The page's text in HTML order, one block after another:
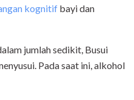
kognitif bayi dan
jumlah sedikit, Busui
Pada saat ini, alkohol